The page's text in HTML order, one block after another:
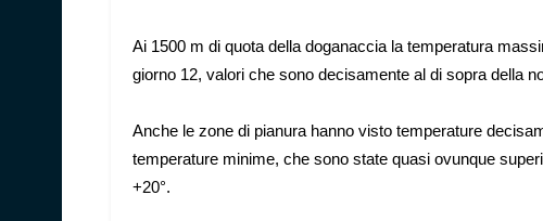
Ai 1500 m di quota della doganaccia la temperatura
giorno 12, valori che sono decisamente al di sopra della
Anche le zone di pianura hanno visto temperature
temperature minime, che sono state quasi ovunque
+20°.